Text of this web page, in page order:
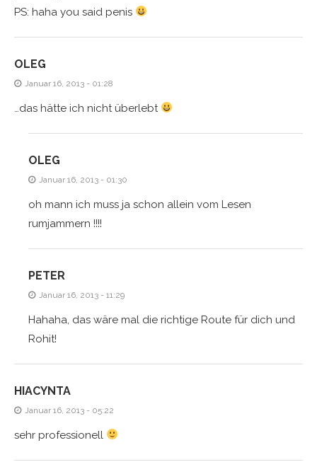
PS: haha you said penis
OLEG
Januar 16, 2013 - 01:28
…das hätte ich nicht überlebt
OLEG
Januar 16, 2013 - 01:30
oh mann ich muss ja schon allein vom Lesen
rumjammern !!!!
PETER
Januar 16, 2013 - 11:29
Hahaha, das wäre mal die richtige Route für dich und
Rohit!
HIACYNTA
Januar 16, 2013 - 05:22
sehr professionell